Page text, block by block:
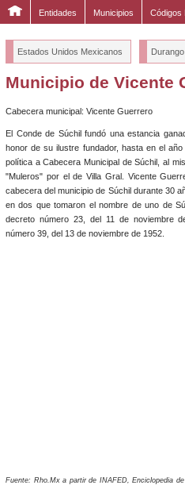
Entidades Municipios Códigos
Estados Unidos Mexicanos Durango
Municipio de Vicente
Cabecera municipal: Vicente Guerrero
El Conde de Súchil fundó una estancia
honor de su ilustre fundador, hasta en el
política a Cabecera Municipal de Súchil, al
"Muleros" por el de Villa Gral. Vicente
cabecera del municipio de Súchil durante 30
en dos que tomaron el nombre de uno de
decreto número 23, del 11 de noviembre
número 39, del 13 de noviembre de 1952.
Fuente: Rho.Mx a partir de INAFED, Enciclopedia